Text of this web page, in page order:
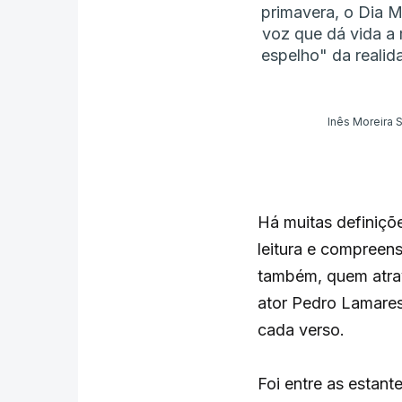
primavera, o Dia
voz que dá vida a
espelho" da
Inês Moreira
Há muitas
leitura e
também, quem
ator Pedro
cada verso.
Foi entre as